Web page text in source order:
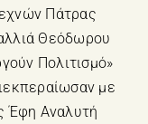
Πάτρας
Θεόδωρου
Πολιτισμό»
με
Έφη Αναλυτή